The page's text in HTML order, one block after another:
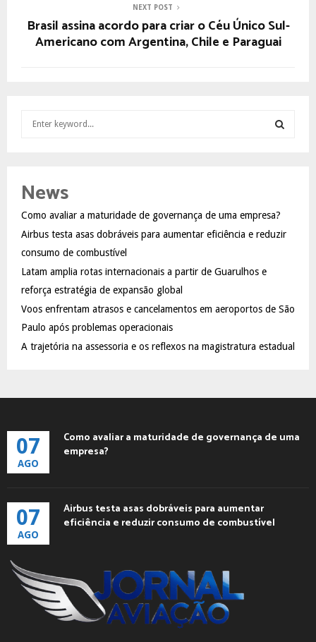
NEXT POST
Brasil assina acordo para criar o Céu Único Sul-
Americano com Argentina, Chile e Paraguai
h
o
r
:
R
News
Como avaliar a maturidade de governança de uma empresa?
Airbus testa asas dobráveis para aumentar eficiência e reduzir
consumo de combustível
Latam amplia rotas internacionais a partir de Guarulhos e
reforça estratégia de expansão global
Voos enfrentam atrasos e cancelamentos em aeroportos de São
Paulo após problemas operacionais
A trajetória na assessoria e os reflexos na magistratura estadual
07
AGO
Como avaliar a maturidade de governança de uma
empresa?
07
AGO
Airbus testa asas dobráveis para aumentar
eficiência e reduzir consumo de combustível